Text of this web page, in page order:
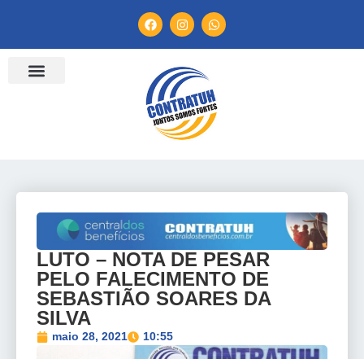
LUTO – NOTA DE PESAR
PELO FALECIMENTO DE
SEBASTIÃO SOARES DA
SILVA
maio 28, 2021 10:55